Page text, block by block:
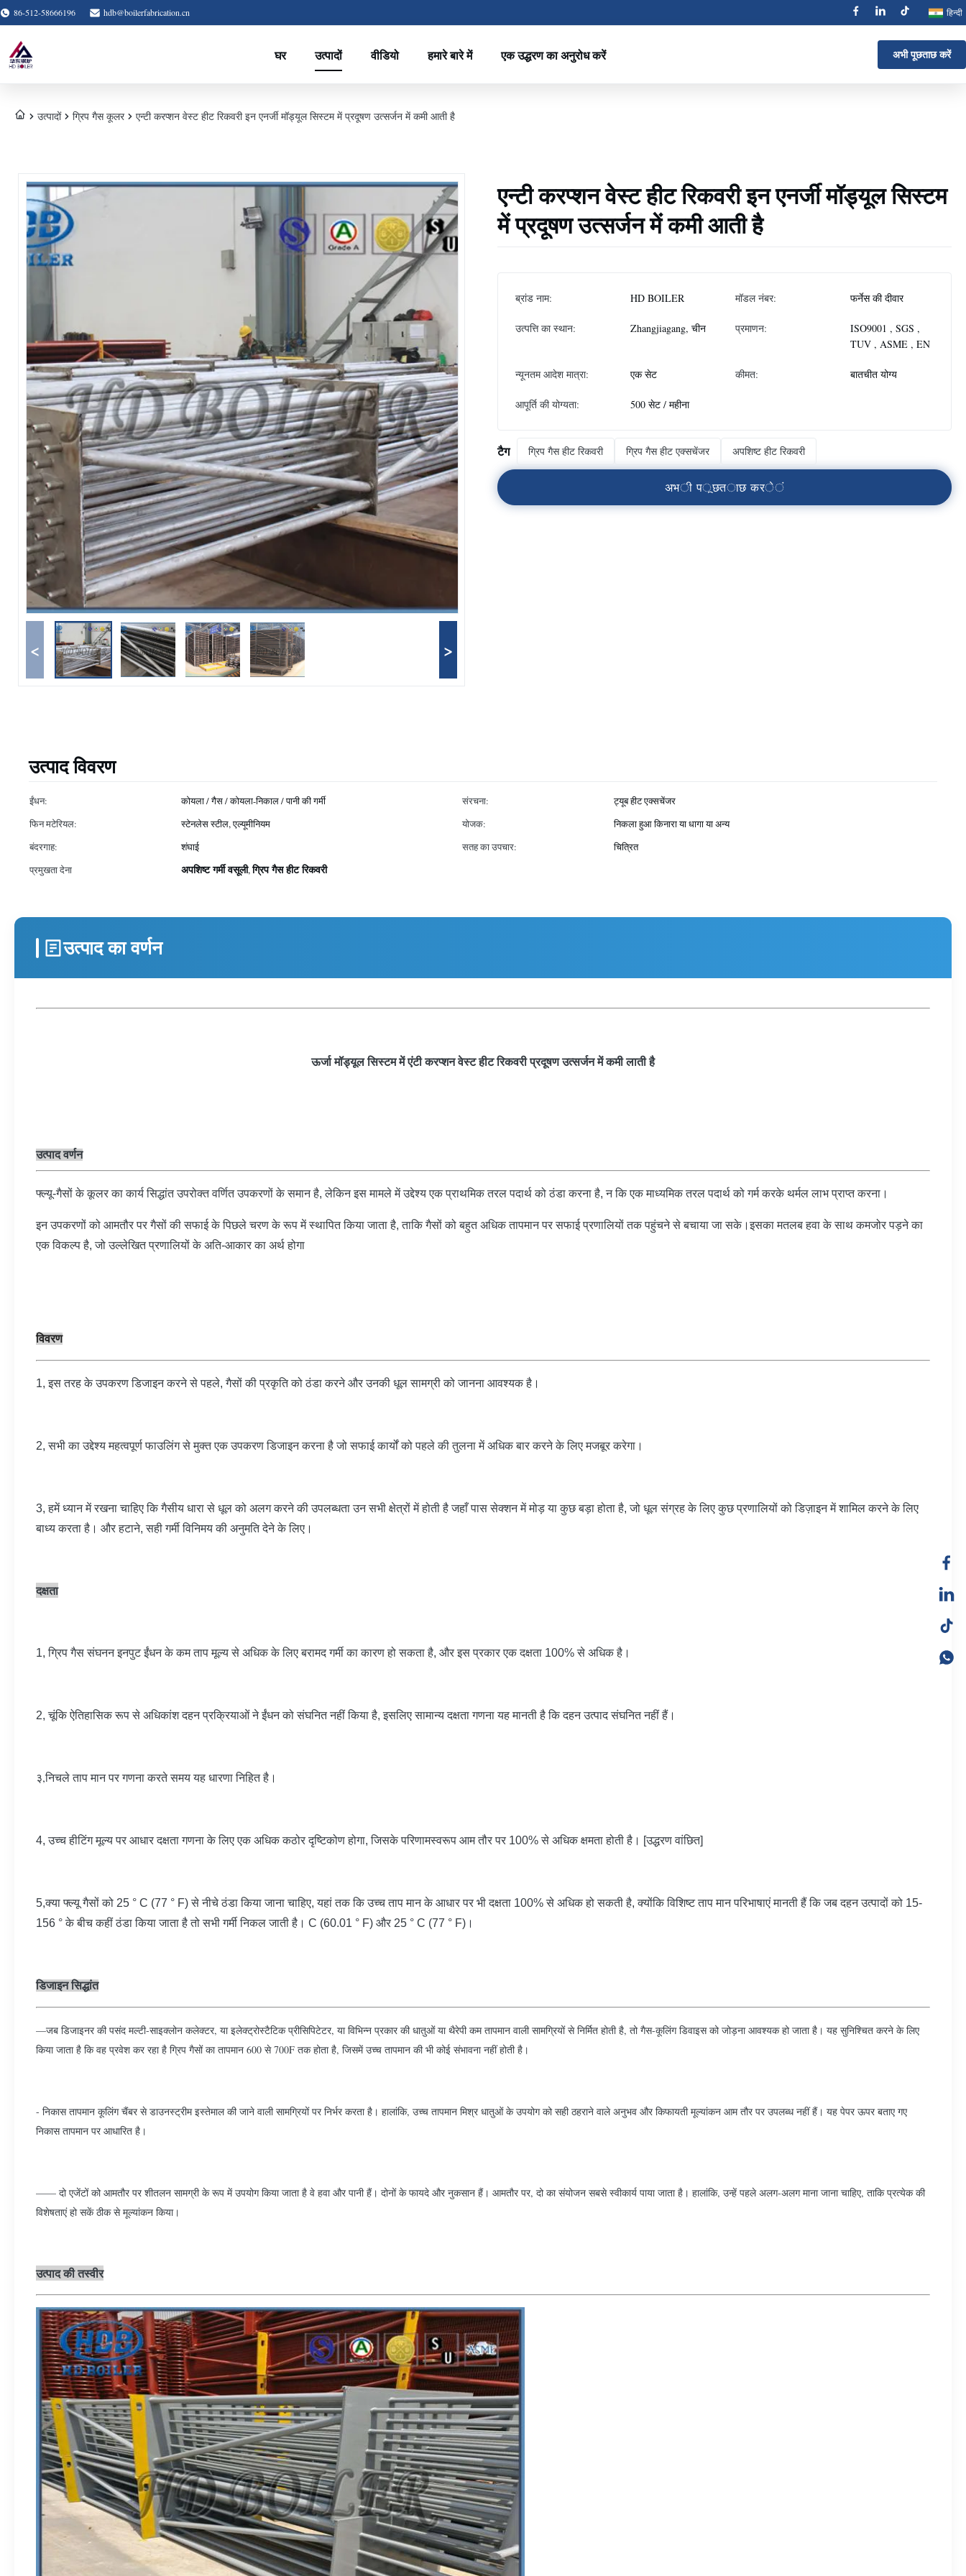
86-512-58666196 hdb@boilerfabrication.cn हिन्दी
घर उत्पादों वीडियो हमारे बारे में एक उद्धरण का अनुरोध करें अभी पूछताछ करें
उत्पादों ग्रिप गैस कूलर एन्टी करप्शन वेस्ट हीट रिकवरी इन एनर्जी मॉड्यूल सिस्टम में प्रदूषण उत्सर्जन में कमी आती है
< >
एन्टी करप्शन वेस्ट हीट रिकवरी इन एनर्जी मॉड्यूल सिस्टम
में प्रदूषण उत्सर्जन में कमी आती है
ब्रांड नाम: HD BOILER मॉडल नंबर: फर्नेस की दीवार
उत्पत्ति का स्थान: Zhangjiagang, चीन प्रमाणन:
ISO9001 , SGS ,
TUV , ASME , EN
न्यूनतम आदेश मात्रा: एक सेट कीमत: बातचीत योग्य
आपूर्ति की योग्यता: 500 सेट / महीना
टैग ग्रिप गैस हीट रिकवरी ग्रिप गैस हीट एक्सचेंजर अपशिष्ट हीट रिकवरी
अभी पूछताछ करें
उत्पाद विवरण
ईंधन: कोयला / गैस / कोयला-निकाल / पानी की गर्मी संरचना:
ट्यूब हीट एक्सचेंजर
फिन मटेरियल:
स्टेनलेस स्टील, एल्यूमीनियम योजक:
निकला हुआ किनारा या धागा या अन्य
बंदरगाह:
शंघाई सतह का उपचार:
चित्रित
प्रमुखता देना
अपशिष्ट गर्मी वसूली,ग्रिप गैस हीट रिकवरी
उत्पाद का वर्णन
ऊर्जा मॉड्यूल सिस्टम में एंटी करप्शन वेस्ट हीट रिकवरी प्रदूषण उत्सर्जन में कमी लाती है
उत्पाद वर्णन
फ्ल्यू-गैसों के कूलर का कार्य सिद्धांत उपरोक्त वर्णित उपकरणों के समान है, लेकिन इस मामले में उद्देश्य एक प्राथमिक तरल पदार्थ को ठंडा करना है, न कि एक माध्यमिक तरल पदार्थ को गर्म करके थर्मल लाभ प्राप्त करना।
इन उपकरणों को आमतौर पर गैसों की सफाई के पिछले चरण के रूप में स्थापित किया जाता है, ताकि गैसों को बहुत अधिक तापमान पर सफाई प्रणालियों तक पहुंचने से बचाया जा सके।इसका मतलब हवा के साथ कमजोर पड़ने का
एक विकल्प है, जो उल्लेखित प्रणालियों के अति-आकार का अर्थ होगा
विवरण
1, इस तरह के उपकरण डिजाइन करने से पहले, गैसों की प्रकृति को ठंडा करने और उनकी धूल सामग्री को जानना आवश्यक है।
2, सभी का उद्देश्य महत्वपूर्ण फाउलिंग से मुक्त एक उपकरण डिजाइन करना है जो सफाई कार्यों को पहले की तुलना में अधिक बार करने के लिए मजबूर करेगा।
3, हमें ध्यान में रखना चाहिए कि गैसीय धारा से धूल को अलग करने की उपलब्धता उन सभी क्षेत्रों में होती है जहाँ पास सेक्शन में मोड़ या कुछ बड़ा होता है, जो धूल संग्रह के लिए कुछ प्रणालियों को डिज़ाइन में शामिल करने के लिए
बाध्य करता है। और हटाने, सही गर्मी विनिमय की अनुमति देने के लिए।
दक्षता
1, ग्रिप गैस संघनन इनपुट ईंधन के कम ताप मूल्य से अधिक के लिए बरामद गर्मी का कारण हो सकता है, और इस प्रकार एक दक्षता 100% से अधिक है।
2, चूंकि ऐतिहासिक रूप से अधिकांश दहन प्रक्रियाओं ने ईंधन को संघनित नहीं किया है, इसलिए सामान्य दक्षता गणना यह मानती है कि दहन उत्पाद संघनित नहीं हैं।
३,निचले ताप मान पर गणना करते समय यह धारणा निहित है।
4, उच्च हीटिंग मूल्य पर आधार दक्षता गणना के लिए एक अधिक कठोर दृष्टिकोण होगा, जिसके परिणामस्वरूप आम तौर पर 100% से अधिक क्षमता होती है। [उद्धरण वांछित]
5,क्या फ्ल्यू गैसों को 25 ° C (77 ° F) से नीचे ठंडा किया जाना चाहिए, यहां तक ​​कि उच्च ताप मान के आधार पर भी दक्षता 100% से अधिक हो सकती है, क्योंकि विशिष्ट ताप मान परिभाषाएं मानती हैं कि जब दहन उत्पादों को 15-
156 ° के बीच कहीं ठंडा किया जाता है तो सभी गर्मी निकल जाती है। C (60.01 ° F) और 25 ° C (77 ° F)।
डिजाइन सिद्धांत
—जब डिजाइनर की पसंद मल्टी-साइक्लोन कलेक्टर, या इलेक्ट्रोस्टैटिक प्रीसिपिटेटर, या विभिन्न प्रकार की धातुओं या थैरेपी कम तापमान वाली सामग्रियों से निर्मित होती है, तो गैस-कूलिंग डिवाइस को जोड़ना आवश्यक हो जाता है। यह सुनिश्चित करने के लिए
किया जाता है कि वह प्रवेश कर रहा है ग्रिप गैसों का तापमान 600 से 700F तक होता है, जिसमें उच्च तापमान की भी कोई संभावना नहीं होती है।
- निकास तापमान कूलिंग चैंबर से डाउनस्ट्रीम इस्तेमाल की जाने वाली सामग्रियों पर निर्भर करता है। हालांकि, उच्च तापमान मिश्र धातुओं के उपयोग को सही ठहराने वाले अनुभव और किफायती मूल्यांकन आम तौर पर उपलब्ध नहीं हैं। यह पेपर ऊपर बताए गए
निकास तापमान पर आधारित है।
—— दो एजेंटों को आमतौर पर शीतलन सामग्री के रूप में उपयोग किया जाता है वे हवा और पानी हैं। दोनों के फायदे और नुकसान हैं। आमतौर पर, दो का संयोजन सबसे स्वीकार्य पाया जाता है। हालांकि, उन्हें पहले अलग-अलग माना जाना चाहिए, ताकि प्रत्येक की
विशेषताएं हो सकें ठीक से मूल्यांकन किया।
उत्पाद की तस्वीर